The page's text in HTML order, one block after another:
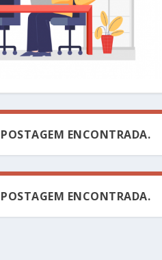
ENCONTRADA.
ENCONTRADA.